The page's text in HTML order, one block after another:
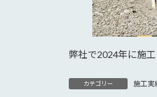
弊社で2024年に施
カテゴリー 施工実